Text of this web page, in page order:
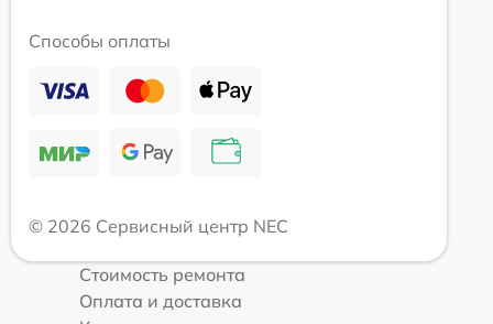
Способы оплаты
© 2026 Сервисный центр NEC
Стоимость ремонта
Оплата и доставка